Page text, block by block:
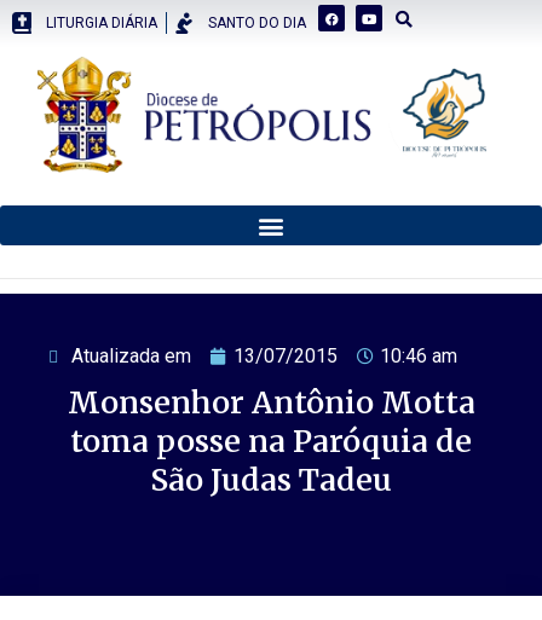
LITURGIA DIÁRIA SANTO DO DIA
Atualizada em 13/07/2015 10:46 am
Monsenhor Antônio Motta
toma posse na Paróquia de
São Judas Tadeu